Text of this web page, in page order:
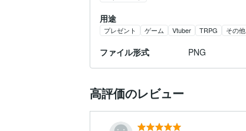
用途
プレゼント ゲーム Vtuber TRPG その他
ファイル形式 PNG
高評価のレビュー